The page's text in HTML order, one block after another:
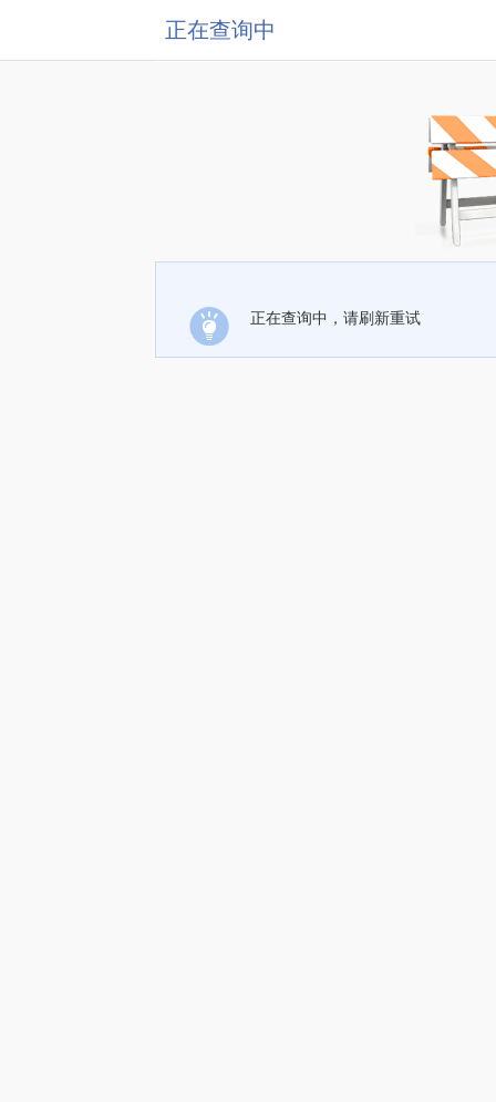
正在查询中
正在查询中，请刷新重试